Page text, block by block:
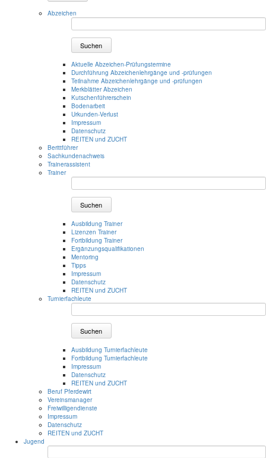
Abzeichen
Suchen
Aktuelle Abzeichen-Prüfungstermine
Durchführung Abzeichenlehrgänge und -prüfungen
Teilnahme Abzeichenlehrgänge und -prüfungen
Merkblätter Abzeichen
Kutschenführerschein
Bodenarbeit
Urkunden-Verlust
Impressum
Datenschutz
REITEN und ZUCHT
Berittführer
Sachkundenachweis
Trainerassistent
Trainer
Suchen
Ausbildung Trainer
Lizenzen Trainer
Fortbildung Trainer
Ergänzungsqualifikationen
Mentoring
Tipps
Impressum
Datenschutz
REITEN und ZUCHT
Turnierfachleute
Suchen
Ausbildung Turnierfachleute
Fortbildung Turnierfachleute
Impressum
Datenschutz
REITEN und ZUCHT
Beruf Pferdewirt
Vereinsmanager
Freiwilligendienste
Impressum
Datenschutz
REITEN und ZUCHT
Jugend